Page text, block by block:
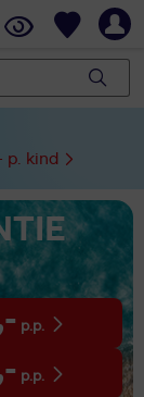
p. kind
p.p.
p.p.